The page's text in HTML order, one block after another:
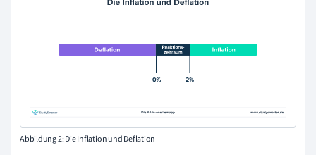
Abbildung 2: DieInflationund Deflation